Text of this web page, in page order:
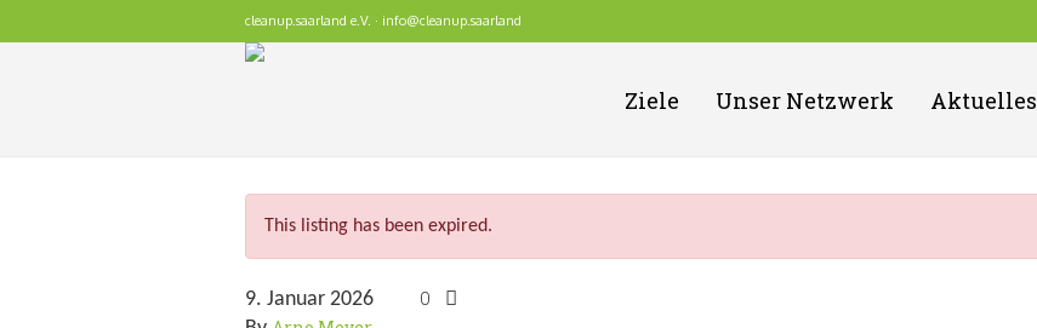
cleanup.saarland e.V. · info@cleanup.saarland
Ziele Unser Netzwerk Aktuelles
This listing has been expired.
9. Januar 2026 0